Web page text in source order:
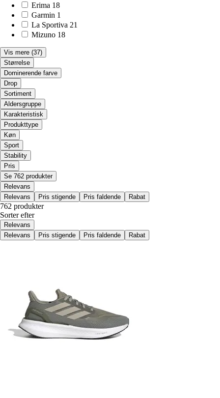
Erima 18
Garmin 1
La Sportiva 21
Mizuno 18
Vis mere (37)
Størrelse
Dominerende farve
Drop
Sortiment
Aldersgruppe
Karakteristisk
Produkttype
Køn
Sport
Stability
Pris
Se 762 produkter
Relevans
Relevans
Pris stigende Pris faldende Rabat
762 produkter
Sorter efter
Relevans
Relevans
Pris stigende Pris faldende Rabat